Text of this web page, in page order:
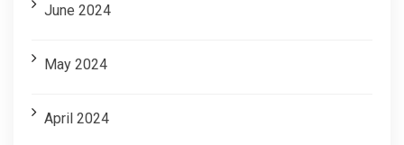
June 2024
May 2024
April 2024